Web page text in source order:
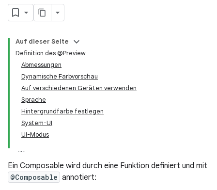
Auf dieser Seite
Definition des @Preview
Abmessungen
Dynamische Farbvorschau
Auf verschiedenen Geräten verwenden
Sprache
Hintergrundfarbe festlegen
System-UI
UI-Modus
Ein Composable wird durch eine Funktion definiert und mit
@Composable annotiert: